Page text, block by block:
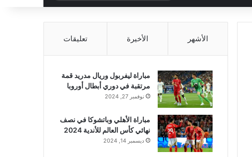
عن
الأشهر الأخيرة تعليقات
مباراة ليفربول وريال مدريد قمة
مرتقبة في دوري أبطال أوروبا
نوفمبر 27, 2024
مباراة الأهلي وباتشوكا في نصف
نهائي كأس العالم للأندية 2024
ديسمبر 14, 2024